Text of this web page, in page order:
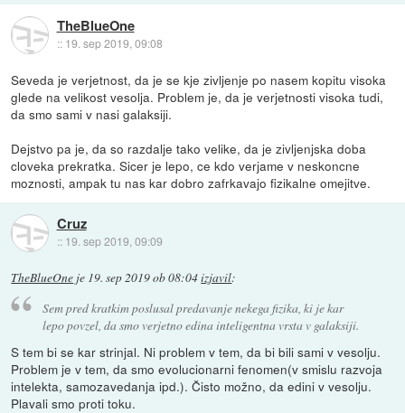
TheBlueOne
:: 19. sep 2019, 09:08
Seveda je verjetnost, da je se kje zivljenje po nasem kopitu visoka
glede na velikost vesolja. Problem je, da je verjetnosti visoka tudi,
da smo sami v nasi galaksiji.
Dejstvo pa je, da so razdalje tako velike, da je zivljenjska doba
cloveka prekratka. Sicer je lepo, ce kdo verjame v neskoncne
moznosti, ampak tu nas kar dobro zafrkavajo fizikalne omejitve.
Cruz
:: 19. sep 2019, 09:09
TheBlueOne je 19. sep 2019 ob 08:04izjavil:
Sem pred kratkim poslusal predavanje nekega fizika, ki je kar
lepo povzel, da smo verjetno edina inteligentna vrsta v galaksiji.
S tem bi se kar strinjal. Ni problem v tem, da bi bili sami v vesolju.
Problem je v tem, da smo evolucionarni fenomen(v smislu razvoja
intelekta, samozavedanja ipd.). Čisto možno, da edini v vesolju.
Plavali smo proti toku.